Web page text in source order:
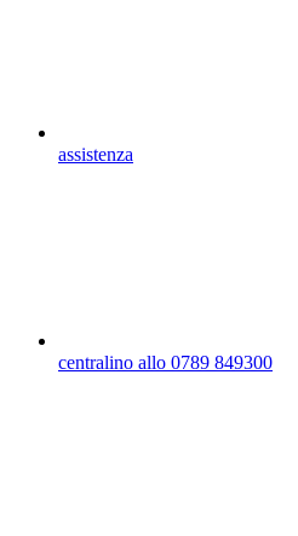
assistenza
centralino allo 0789 849300